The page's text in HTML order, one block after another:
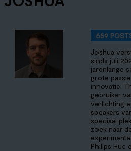
659
Joshua
sinds juli
jarenlange
grote
innovatie.
gebruiker
verlichting
speakers
speciaal
zoek naar
Philips Hue